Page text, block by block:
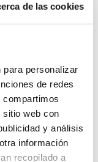
de las cookies
personalizar
de redes
sitio web con
y análisis
información
recopilado a